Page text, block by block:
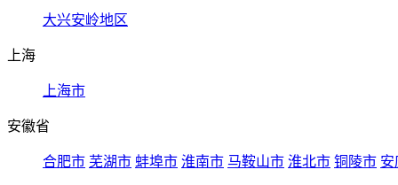
大兴安岭地区
上海
上海市
安徽省
合肥市 芜湖市 蚌埠市 淮南市 马鞍山市 淮北市 铜陵市 安